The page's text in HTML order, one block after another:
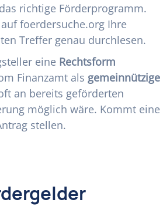
richtige Förderprogramm.
foerdersuche.org Ihre
Treffer genau durchlesen.
eine Rechtsform
Finanzamt als gemeinnützige
an bereits geförderten
möglich wäre. Kommt eine
stellen.